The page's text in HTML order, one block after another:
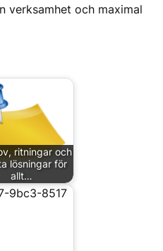
verksamhet och maximal
ritningar och
lösningar för
allt…